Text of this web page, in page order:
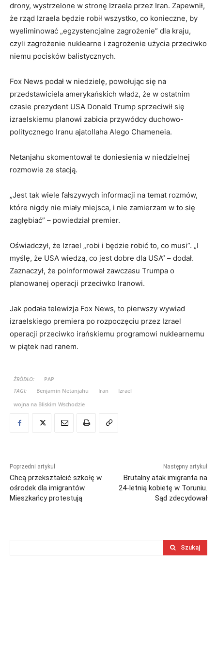
drony, wystrzelone w stronę Izraela przez Iran. Zapewnił,
że rząd Izraela będzie robił wszystko, co konieczne, by
wyeliminować „egzystencjalne zagrożenie” dla kraju,
czyli zagrożenie nuklearne i zagrożenie użycia przeciwko
niemu pocisków balistycznych.
Fox News podał w niedzielę, powołując się na
przedstawiciela amerykańskich władz, że w ostatnim
czasie prezydent USA Donald Trump sprzeciwił się
izraelskiemu planowi zabicia przywódcy duchowo-
politycznego Iranu ajatollaha Alego Chameneia.
Netanjahu skomentował te doniesienia w niedzielnej
rozmowie ze stacją.
„Jest tak wiele fałszywych informacji na temat rozmów,
które nigdy nie miały miejsca, i nie zamierzam w to się
zagłębiać” – powiedział premier.
Oświadczył, że Izrael „robi i będzie robić to, co musi”. „I
myślę, że USA wiedzą, co jest dobre dla USA” – dodał.
Zaznaczył, że poinformował zawczasu Trumpa o
planowanej operacji przeciwko Iranowi.
Jak podała telewizja Fox News, to pierwszy wywiad
izraelskiego premiera po rozpoczęciu przez Izrael
operacji przeciwko irańskiemu programowi nuklearnemu
w piątek nad ranem.
ŹRÓDŁO:
PAP
TAGI:
Benjamin Netanjahu Iran
Izrael
wojna na Bliskim Wschodzie
Poprzedni artykuł
Chcą przekształcić szkołę w
ośrodek dla imigrantów.
Mieszkańcy protestują
Następny artykuł
Brutalny atak imigranta na
24-letnią kobietę w Toruniu.
Sąd zdecydował
Szukaj